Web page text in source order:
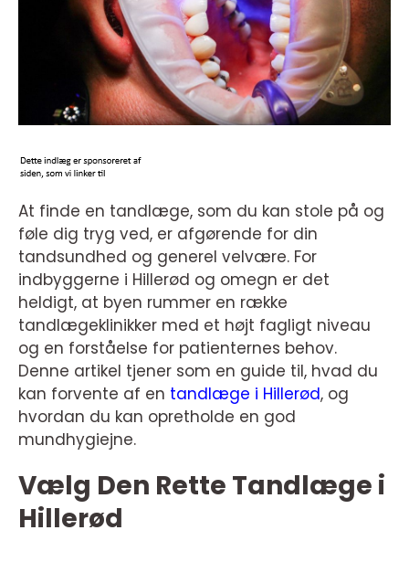
At finde en tandlæge, som du kan stole på og
føle dig tryg ved, er afgørende for din
tandsundhed og generel velvære. For
indbyggerne i Hillerød og omegn er det
heldigt, at byen rummer en række
tandlægeklinikker med et højt fagligt niveau
og en forståelse for patienternes behov.
Denne artikel tjener som en guide til, hvad du
kan forvente af en tandlæge i Hillerød, og
hvordan du kan opretholde en god
mundhygiejne.
Vælg Den Rette Tandlæge i
Hillerød